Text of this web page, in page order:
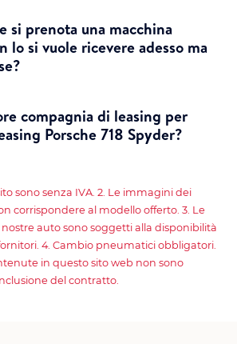
si prenota una macchina
lo si vuole ricevere adesso ma
compagnia di leasing per
Porsche 718 Spyder?
sono senza IVA. 2. Le immagini dei
corrispondere al modello offerto. 3. Le
auto sono soggetti alla disponibilità
4. Cambio pneumatici obbligatori.
in questo sito web non sono
del contratto.